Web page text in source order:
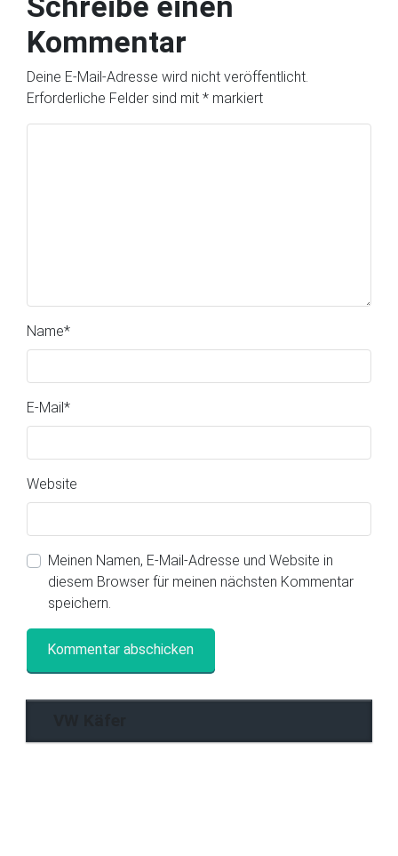
Kommentar
Deine E-Mail-Adresse wird nicht veröffentlicht.
Erforderliche Felder sind mit * markiert
Name*
E-Mail *
Website
Meinen Namen, E-Mail-Adresse und Website in
diesem Browser für meinen nächsten Kommentar
speichern.